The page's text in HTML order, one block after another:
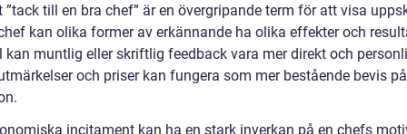
”tack till en bra chef” är en övergripande term för att visa
kan olika former av erkännande ha olika effekter och
kan muntlig eller skriftlig feedback vara mer direkt och
och priser kan fungera som mer bestående bevis på
incitament kan ha en stark inverkan på en chefs